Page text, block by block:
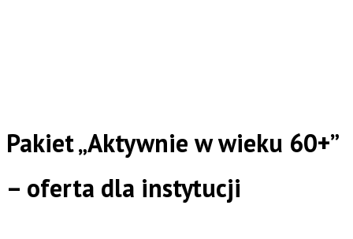
Pakiet „Aktywnie w wieku 60+”
– oferta dla instytucji